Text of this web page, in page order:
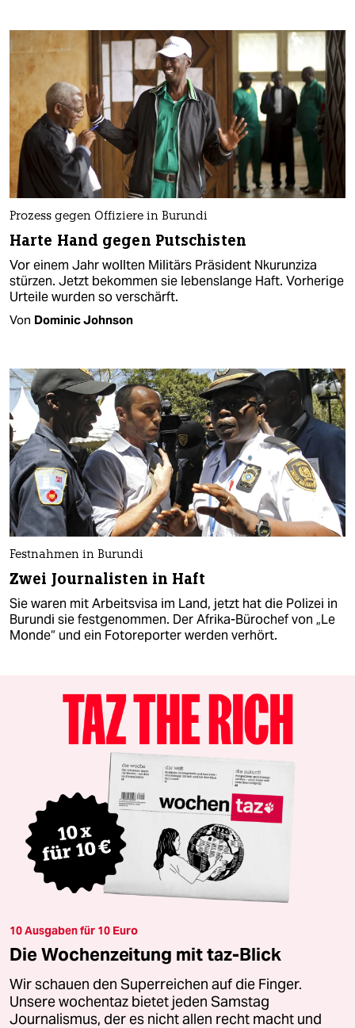
Prozess gegen Offiziere in Burundi
Harte Hand gegen Putschisten
Vor einem Jahr wollten Militärs Präsident Nkurunziza
stürzen. Jetzt bekommen sie lebenslange Haft. Vorherige
Urteile wurden so verschärft.
Von Dominic Johnson
Festnahmen in Burundi
Zwei Journalisten in Haft
Sie waren mit Arbeitsvisa im Land, jetzt hat die Polizei in
Burundi sie festgenommen. Der Afrika-Bürochef von „Le
Monde“ und ein Fotoreporter werden verhört.
10 Ausgaben für 10 Euro
Die Wochenzeitung mit taz-Blick
Wir schauen den Superreichen auf die Finger.
Unsere wochentaz bietet jeden Samstag
Journalismus, der es nicht allen recht macht und